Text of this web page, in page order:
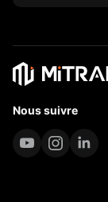
Nous suivre